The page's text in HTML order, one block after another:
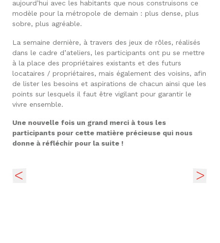
aujourd’hui avec les habitants que nous construisons ce
modèle pour la métropole de demain : plus dense, plus
sobre, plus agréable.
La semaine dernière, à travers des jeux de rôles, réalisés
dans le cadre d’ateliers, les participants ont pu se mettre
à la place des propriétaires existants et des futurs
locataires / propriétaires, mais également des voisins, afin
de lister les besoins et aspirations de chacun ainsi que les
points sur lesquels il faut être vigilant pour garantir le
vivre ensemble.
Une nouvelle fois un grand merci à tous les
participants pour cette matière précieuse qui nous
donne à réfléchir pour la suite !